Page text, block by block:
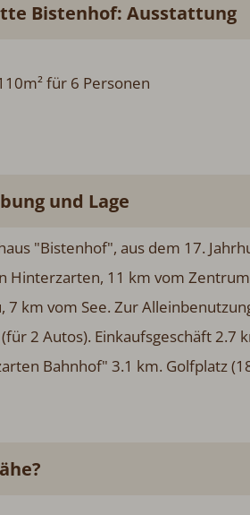
Bistenhof: Ausstattung
für 6 Personen
und Lage
"Bistenhof", aus dem 17.
Hinterzarten, 11 km vom
7 km vom See. Zur
2 Autos). Einkaufsgeschäft
Bahnhof" 3.1 km. Golfplatz